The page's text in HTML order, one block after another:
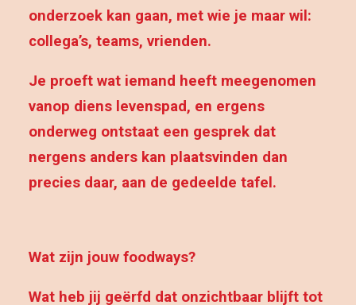
onderzoek kan gaan, met wie je maar wil:
collega’s, teams, vrienden.
Je proeft wat iemand heeft meegenomen
vanop diens levenspad, en ergens
onderweg ontstaat een gesprek dat
nergens anders kan plaatsvinden dan
precies daar, aan de gedeelde tafel.
Wat zijn jouw foodways?
Wat heb jij geërfd dat onzichtbaar blijft tot